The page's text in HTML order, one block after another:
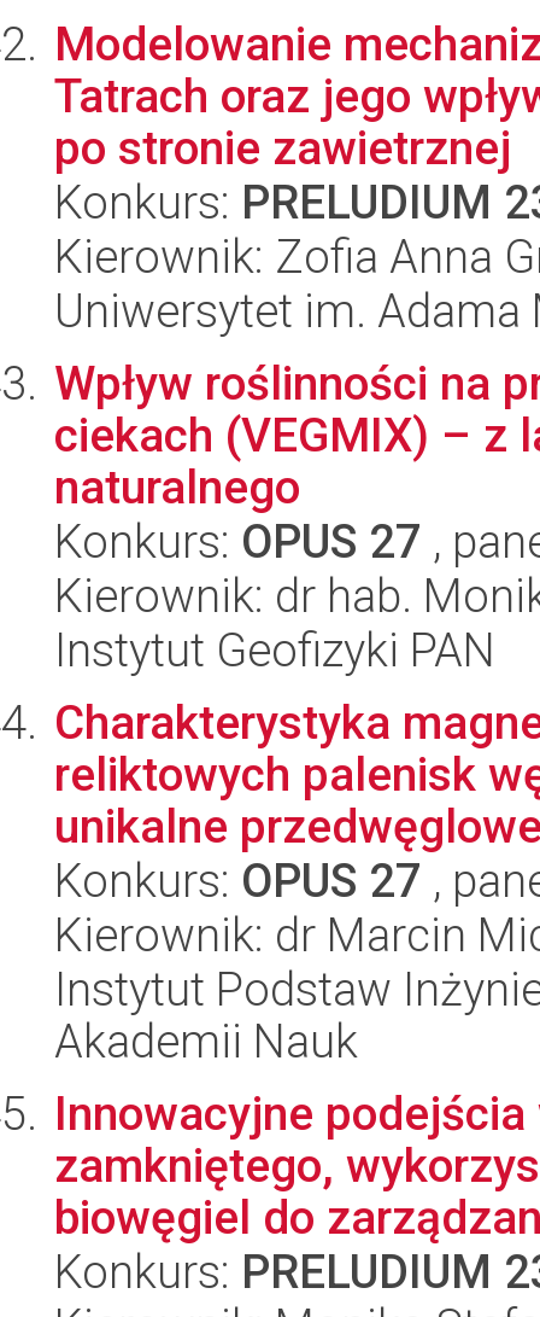
Modelowanie
Tatrach oraz jego
po stronie zawietrznej
Konkurs: PRELUDIUM
Kierownik: Zofia Anna
Uniwersytet im.
Wpływ roślinności na
ciekach (VEGMIX) – z
naturalnego
Konkurs: OPUS 27 ,
Kierownik: dr hab.
Instytut Geofizyki PAN
Charakterystyka
reliktowych palenisk
unikalne
Konkurs: OPUS 27 ,
Kierownik: dr Marcin
Instytut Podstaw
Akademii Nauk
Innowacyjne
zamkniętego,
biowęgiel do
Konkurs: PRELUDIUM